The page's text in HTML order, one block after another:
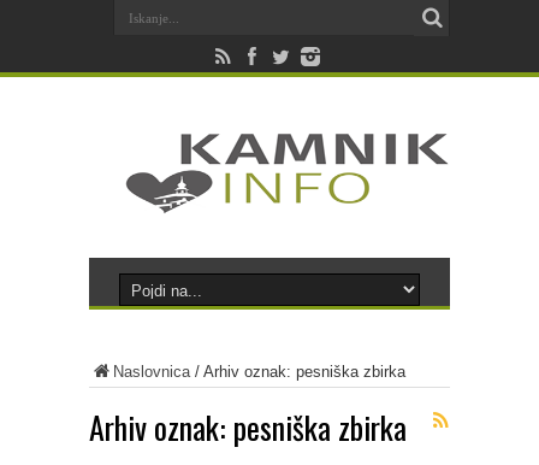
Naslovnica/ Arhiv oznak: pesniška zbirka
Arhiv oznak: pesniška zbirka